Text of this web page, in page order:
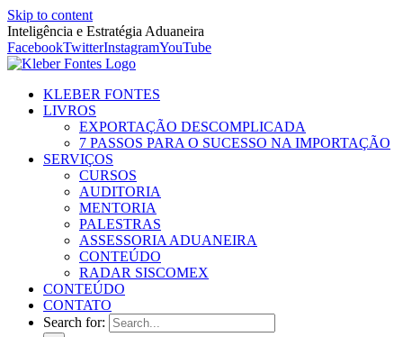
Skip to content
Inteligência e Estratégia Aduaneira
FacebookTwitterInstagramYouTube
KLEBER FONTES
LIVROS
EXPORTAÇÃO DESCOMPLICADA
7 PASSOS PARA O SUCESSO NA IMPORTAÇÃO
SERVIÇOS
CURSOS
AUDITORIA
MENTORIA
PALESTRAS
ASSESSORIA ADUANEIRA
CONTEÚDO
RADAR SISCOMEX
CONTEÚDO
CONTATO
Search for: